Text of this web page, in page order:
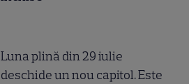
Luna plină din 29 iulie
deschide un nou capitol. Este